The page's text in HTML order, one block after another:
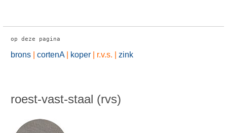
op deze pagina
brons cortenA koper r.v.s. zink
roest-vast-staal (rvs)